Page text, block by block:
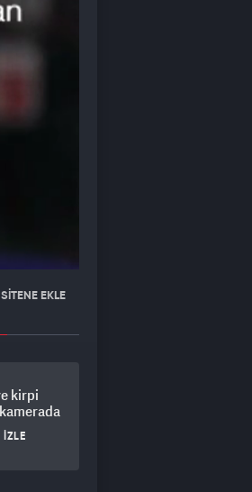
SİTENE EKLE
kirpi
İZLE